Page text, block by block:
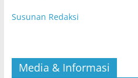
Susunan Redaksi
Media & Informasi